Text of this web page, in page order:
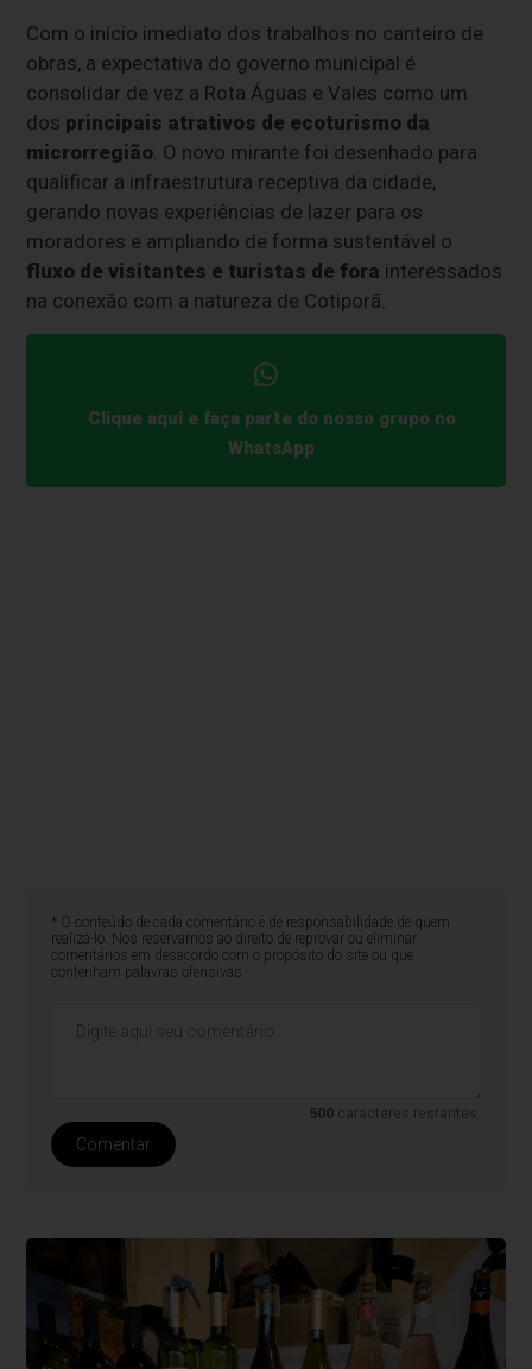
Com o início imediato dos trabalhos no canteiro de
obras, a expectativa do governo municipal é
consolidar de vez a Rota Águas e Vales como um
dos principais atrativos de ecoturismo da
microrregião . O novo mirante foi desenhado para
qualificar a infraestrutura receptiva da cidade,
gerando novas experiências de lazer para os
moradores e ampliando de forma sustentável o
fluxo de visitantes e turistas de fora interessados
na conexão com a natureza de Cotiporã.
Clique aqui e faça parte do nosso grupo no
WhatsApp
* O conteúdo de cada comentário é de responsabilidade de quem
realizá-lo. Nos reservamos ao direito de reprovar ou eliminar
comentários em desacordo com o propósito do site ou que
contenham palavras ofensivas.
500 caracteres restantes.
Comentar